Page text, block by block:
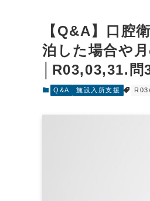
【Q&A】口腔
泊した場合や
│R03,03,31.問
Q&A 施設入所支援